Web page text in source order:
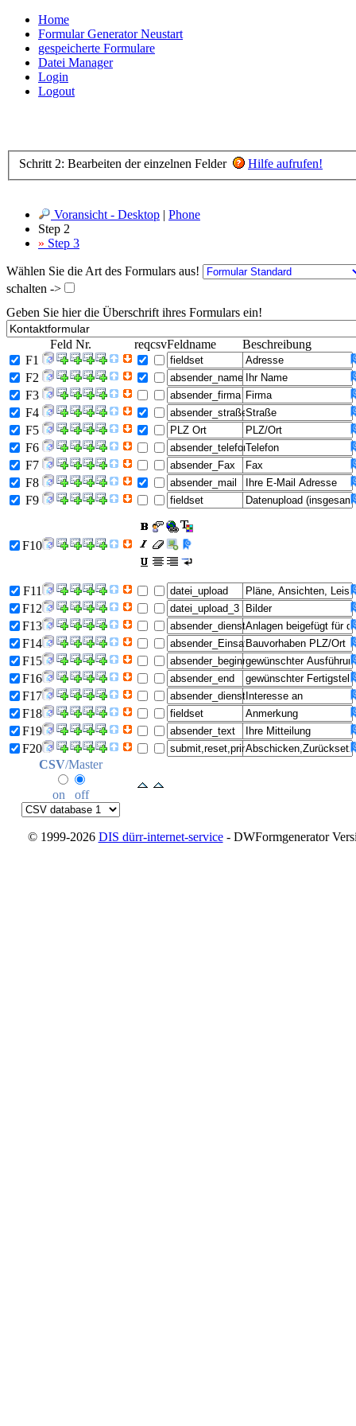
Home
Formular Generator Neustart
gespeicherte Formulare
Datei Manager
Login
Logout
Schritt 2: Bearbeiten der einzelnen Felder Hilfe aufrufen!
Voransicht - Desktop | Phone
Step 2
» Step 3
Wählen Sie die Art des Formulars aus!
schalten ->
Geben Sie hier die Überschrift ihres Formulars ein!
Feld Nr. reqcsvFeldname
Beschreibung
F1
F2
F3
F4
F5
F6
F7
F8
F9
F10
F11
F12
F13
F14
F15
F16
F17
F18
F19
F20
CSV/Master
on off
© 1999-2026 DIS dürr-internet-service- DWFormgenerator